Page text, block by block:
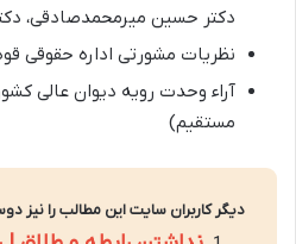
دکتر حسین میرمحمدصادقی،
نظریات مشورتی اداره حقوقی
آراء وحدت رویه دیوان عالی
مستقیم)
دیگر کاربران سایت این مطالب را نیز